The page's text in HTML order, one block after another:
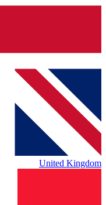
United Kingdom